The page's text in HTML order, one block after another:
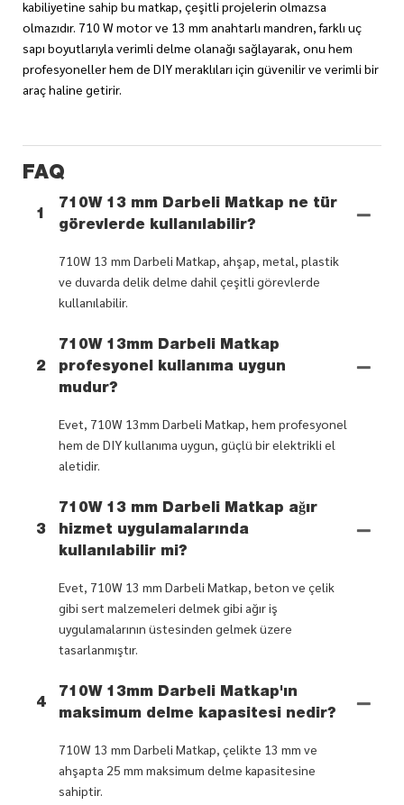
kabiliyetine sahip bu matkap, çeşitli projelerin olmazsa
olmazıdır. 710 W motor ve 13 mm anahtarlı mandren, farklı uç
sapı boyutlarıyla verimli delme olanağı sağlayarak, onu hem
profesyoneller hem de DIY meraklıları için güvenilir ve verimli bir
araç haline getirir.
FAQ
1
710W 13 mm Darbeli Matkap ne tür
görevlerde kullanılabilir?
710W 13 mm Darbeli Matkap, ahşap, metal, plastik
ve duvarda delik delme dahil çeşitli görevlerde
kullanılabilir.
2
710W 13mm Darbeli Matkap
profesyonel kullanıma uygun
mudur?
Evet, 710W 13mm Darbeli Matkap, hem profesyonel
hem de DIY kullanıma uygun, güçlü bir elektrikli el
aletidir.
3
710W 13 mm Darbeli Matkap ağır
hizmet uygulamalarında
kullanılabilir mi?
Evet, 710W 13 mm Darbeli Matkap, beton ve çelik
gibi sert malzemeleri delmek gibi ağır iş
uygulamalarının üstesinden gelmek üzere
tasarlanmıştır.
4
710W 13mm Darbeli Matkap'ın
maksimum delme kapasitesi nedir?
710W 13 mm Darbeli Matkap, çelikte 13 mm ve
ahşapta 25 mm maksimum delme kapasitesine
sahiptir.